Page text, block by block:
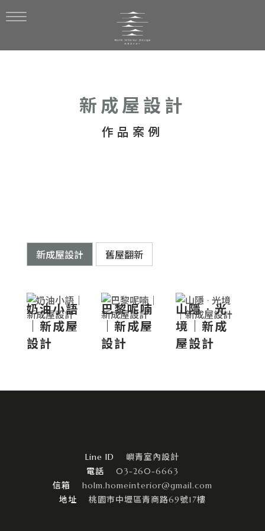
新成屋設計
新成屋設計 舊屋翻新
奶油小語
｜新成屋
設計
巴黎呢喃
｜新成屋
設計
山隱 · 光
境｜新成
屋設計
嶼青室內設計
03-260-6663
holm.homeinterior@gmail.com
桃園市中壢區青商路69號17樓